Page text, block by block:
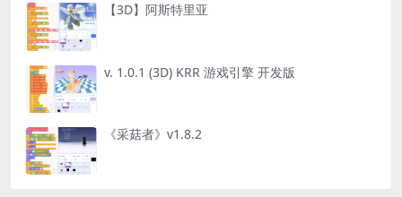
【3D】阿斯特里亚
v. 1.0.1 (3D) KRR 游戏引擎 开发版
《采菇者》v1.8.2